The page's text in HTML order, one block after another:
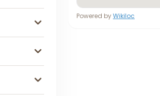
Powered byWikiloc